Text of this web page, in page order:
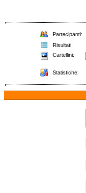
Partecipanti:
Risultati:
Cartellini:
Statistiche: